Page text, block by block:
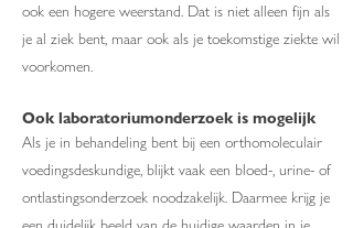
ook een hogere weerstand. Dat is niet alleen fijn als
je al ziek bent, maar ook als je toekomstige ziekte wil
voorkomen.
Ook laboratoriumonderzoek is mogelijk
Als je in behandeling bent bij een orthomoleculair
voedingsdeskundige, blijkt vaak een bloed-, urine- of
ontlastingsonderzoek noodzakelijk. Daarmee krijg je